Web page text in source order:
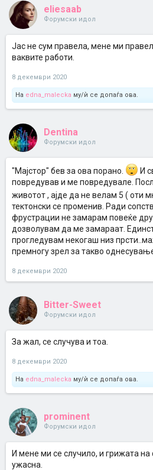
eliesaab
Форумски идол
Јас не сум правела, мене ми
ваквите работи.
8 декември 2020
На edna_malecka му/ѝ се допаѓа ова.
Dentina
Форумски идол
"Мајстор" бев за ова порано.
И
повредував и ме повредувале.
животот , ајде да не велам 5 ( оти
тектонски се променив. Ради
фрустрации не замарам повеќе
дозволувам да ме замараат.
прогледувам некогаш низ
премногу зрел за такво
8 декември 2020
Bitter-Sweet
Форумски идол
За жал, се случува и тоа.
8 декември 2020
На edna_malecka му/ѝ се допаѓа ова.
prominent
Форумски идол
И мене ми се случило, и грижата на
ужасна.